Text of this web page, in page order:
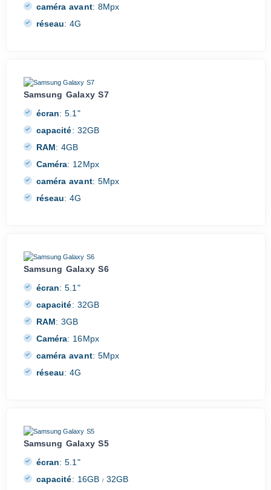
caméra avant: 8Mpx
réseau: 4G
Samsung Galaxy S7
écran: 5.1"
capacité: 32GB
RAM: 4GB
Caméra: 12Mpx
caméra avant: 5Mpx
réseau: 4G
Samsung Galaxy S6
écran: 5.1"
capacité: 32GB
RAM: 3GB
Caméra: 16Mpx
caméra avant: 5Mpx
réseau: 4G
Samsung Galaxy S5
écran: 5.1"
capacité: 16GB/ 32GB